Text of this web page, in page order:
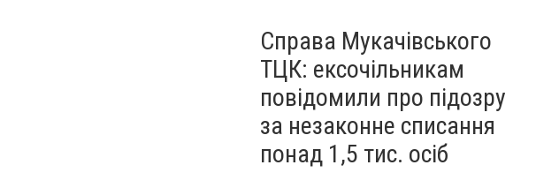
Справа Мукачівського
ТЦК: ексочільникам
повідомили про підозру
за незаконне списання
понад 1,5 тис. осіб